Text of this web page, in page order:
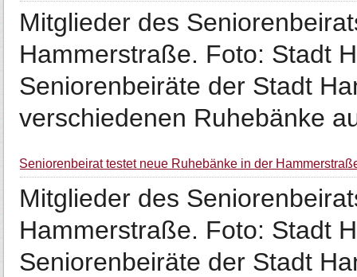
Mitglieder des
Hammerstraße. Foto: Stadt
Seniorenbeiräte der Stadt
verschiedenen Ruhebänke
Seniorenbeirat testet neue Ruhebänke in der
Mitglieder des
Hammerstraße. Foto: Stadt
Seniorenbeiräte der Stadt